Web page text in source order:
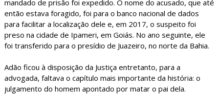
mandado de prisão foi expedido. O nome do acusado, que até
então estava foragido, foi para o banco nacional de dados
para facilitar a localização dele e, em 2017, o suspeito foi
preso na cidade de Ipameri, em Goiás. No ano seguinte, ele
foi transferido para o presídio de Juazeiro, no norte da Bahia.
Adão ficou à disposição da Justiça entretanto, para a
advogada, faltava o capítulo mais importante da história: o
julgamento do homem apontado por matar o pai dela.